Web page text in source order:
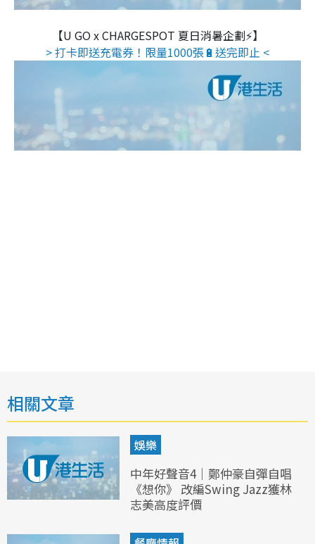
【U GO x CHARGESPOT 夏日消暑企劃⚡】
> 打卡即送充電券！限量1000張🔋送完即止 <
相關文章
娛樂
中年好聲音4｜鄭仲豪自彈自唱
《想你》 改編Swing Jazz獲林
志美高度評價